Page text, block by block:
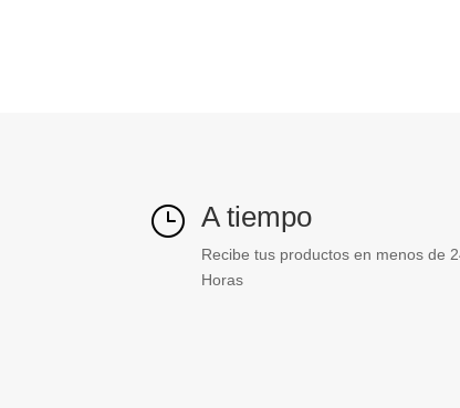
} A tiempo
Recibe tus productos en menos de
Horas